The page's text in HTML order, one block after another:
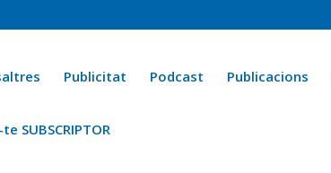
Publicitat Podcast Publicacions
SUBSCRIPTOR
Ara fa 25 anys